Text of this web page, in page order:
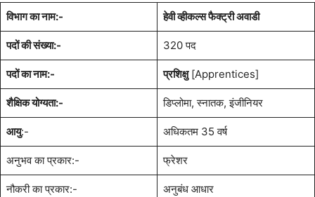
विभाग का नाम:- हेवी व्हीकल्स फैक्ट्री अवाडी
पदों की संख्या:- 320 पद
पदों का नाम:- प्रशिक्षु[Apprentices]
शैक्षिक योग्यता:- डिप्लोमा, स्नातक, इंजीनियर
आयु:- अधिकतम 35 वर्ष
अनुभव का प्रकार:- फ्रेशर
नौकरी का प्रकार:- अनुबंध आधार